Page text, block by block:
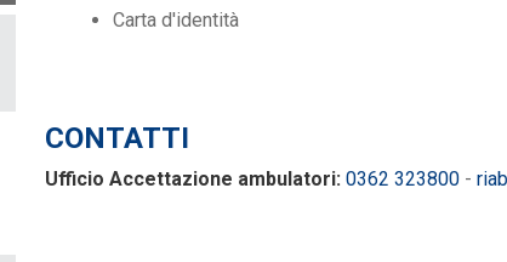
Carta d'identità
CONTATTI
Ufficio Accettazione ambulatori: 0362 323800 -